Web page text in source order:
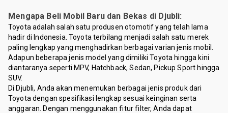
Mengapa Beli Mobil Baru dan Bekas di Djubli:
Toyota adalah salah satu produsen otomotif yang telah lama
hadir di Indonesia. Toyota terbilang menjadi salah satu merek
paling lengkap yang menghadirkan berbagai varian jenis mobil.
Adapun beberapa jenis model yang dimiliki Toyota hingga kini
diantaranya seperti MPV, Hatchback, Sedan, Pickup Sport hingga
SUV.
Di Djubli, Anda akan menemukan berbagai jenis produk dari
Toyota dengan spesifikasi lengkap sesuai keinginan serta
anggaran. Dengan menggunakan fitur filter, Anda dapat